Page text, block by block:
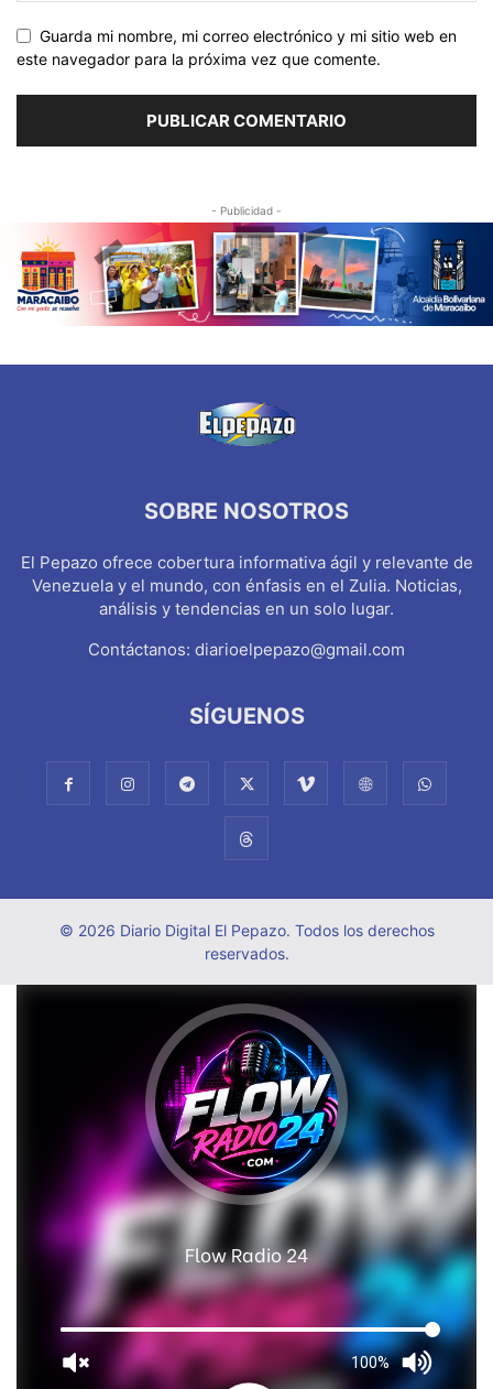
Guarda mi nombre, mi correo electrónico y mi sitio web en
este navegador para la próxima vez que comente.
- Publicidad -
SOBRE NOSOTROS
El Pepazo ofrece cobertura informativa ágil y relevante de
Venezuela y el mundo, con énfasis en el Zulia. Noticias,
análisis y tendencias en un solo lugar.
Contáctanos: diarioelpepazo@gmail.com
SÍGUENOS
© 2026 Diario Digital El Pepazo. Todos los derechos
reservados.